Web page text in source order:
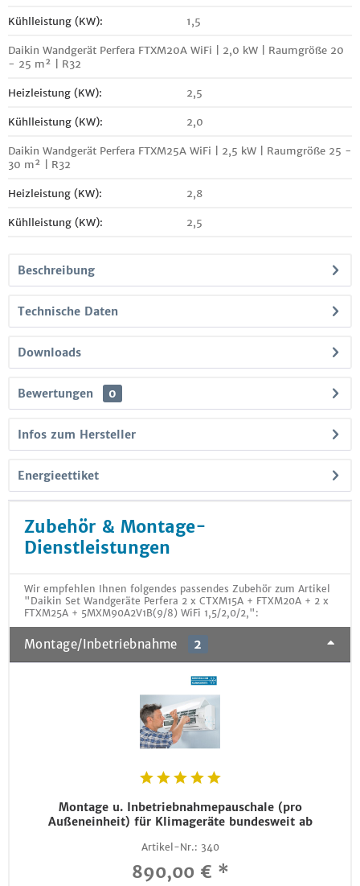
Kühlleistung (KW): 1,5
Daikin Wandgerät Perfera FTXM20A WiFi | 2,0 kW | Raumgröße 20
- 25 m² | R32
Heizleistung (KW): 2,5
Kühlleistung (KW): 2,0
Daikin Wandgerät Perfera FTXM25A WiFi | 2,5 kW | Raumgröße 25 -
30 m² | R32
Heizleistung (KW): 2,8
Kühlleistung (KW): 2,5
Beschreibung
Technische Daten
Downloads
Bewertungen 0
Infos zum Hersteller
Energieettiket
Zubehör & Montage-
Dienstleistungen
Wir empfehlen Ihnen folgendes passendes Zubehör zum Artikel
"Daikin Set Wandgeräte Perfera 2 x CTXM15A + FTXM20A + 2 x
FTXM25A + 5MXM90A2V1B(9/8) WiFi 1,5/2,0/2,":
Montage/Inbetriebnahme 2
Montage u. Inbetriebnahmepauschale (pro
Außeneinheit) für Klimageräte bundesweit ab
Artikel-Nr.: 340
890,00 € *